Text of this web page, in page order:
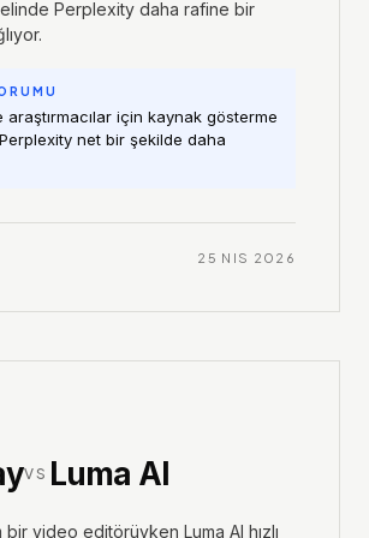
Perplexity daha rafine bir
araştırmacılar için kaynak gösterme
net bir şekilde daha
25 NIS 2026
VS Luma AI
bir video editörüyken Luma AI hızlı